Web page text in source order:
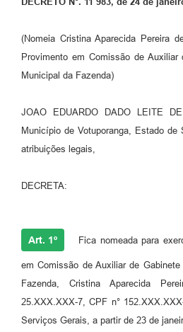
Legislação
Transparência
Editais
Contato
(Nomeia Cristina Aparecida Pereira
Provimento em Comissão de
Municipal da Fazenda)
JOAO EDUARDO DADO LEITE
Município de Votuporanga, Estado
atribuições legais,
DECRETA:
Art. 1º Fica nomeada para
em Comissão de Auxiliar de
Fazenda, Cristina Aparecida
25.XXX.XXX-7, CPF n°
Serviços Gerais, a partir de 23 de